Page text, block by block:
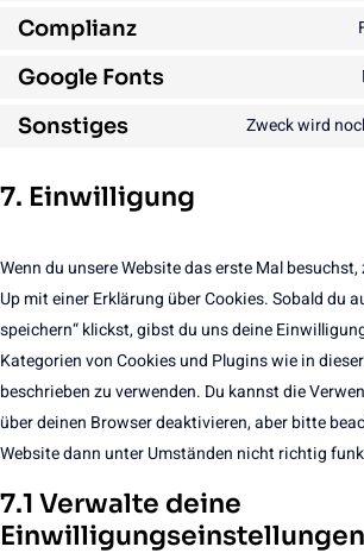
Complianz
Google Fonts
Sonstiges Zweck wird
7. Einwilligung
Wenn du unsere Website das erste Mal
Up mit einer Erklärung über Cookies. Sobald du
speichern“ klickst, gibst du uns deine
Kategorien von Cookies und Plugins wie in
beschrieben zu verwenden. Du kannst die
über deinen Browser deaktivieren, aber bitte
Website dann unter Umständen nicht richtig
7.1 Verwalte deine
Einwilligungseinstellungen